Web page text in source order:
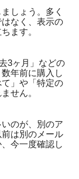
しょう。多く
なく、表示の
ます。
3ヶ月」などの
年前に購入し
」や「特定の
せん。
のが、別のア
は別のメール
今一度確認し